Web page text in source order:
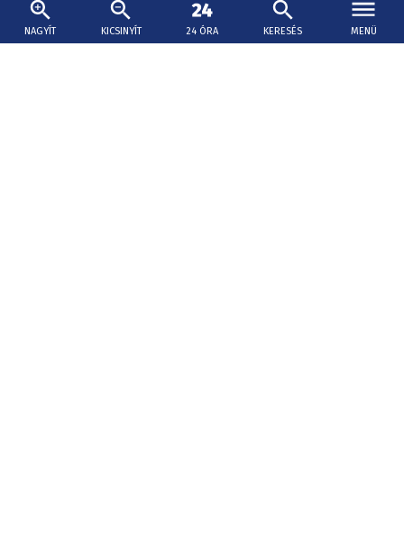
NAGYÍT KICSINYÍT 24 ÓRA KERESÉS MENÜ